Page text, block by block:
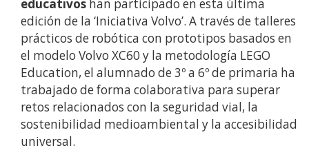
educativos han participado en esta última
edición de la ‘Iniciativa Volvo’. A través de talleres
prácticos de robótica con prototipos basados en
el modelo Volvo XC60 y la metodología LEGO
Education, el alumnado de 3º a 6º de primaria ha
trabajado de forma colaborativa para superar
retos relacionados con la seguridad vial, la
sostenibilidad medioambiental y la accesibilidad
universal.